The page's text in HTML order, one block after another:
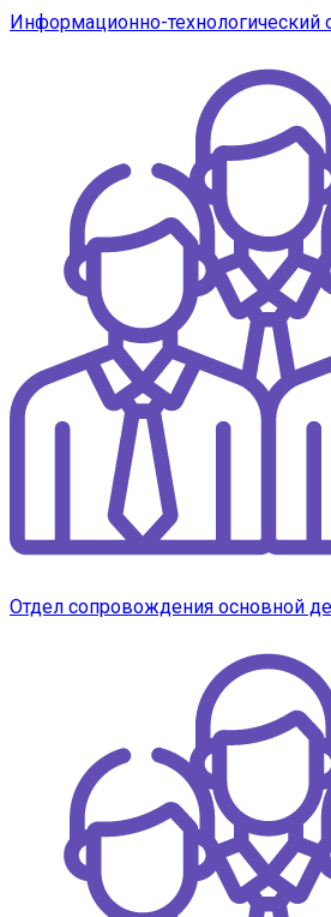
Информационно-технологический
Отдел сопровождения основной